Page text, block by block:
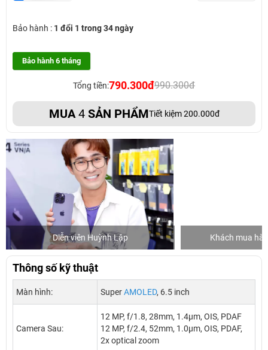
Bảo hành : 1 đổi 1 trong 34 ngày
Bảo hành 6 tháng
Tổng tiền:790.300đ990.300đ
MUA4SẢN PHẨMTiết kiệm 200.000đ
Diễn viên Huỳnh Lập Khách mua
Thông số kỹ thuật
Màn hình: SuperAMOLED, 6.5 inch
Camera Sau:
12 MP, f/1.8, 28mm, 1.4µm, OIS, PDAF
12 MP, f/2.4, 52mm, 1.0µm, OIS, PDAF,
2x optical zoom